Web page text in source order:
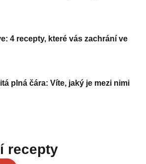
4 recepty, které vás zachrání ve
plná čára: Víte, jaký je mezi nimi
recepty